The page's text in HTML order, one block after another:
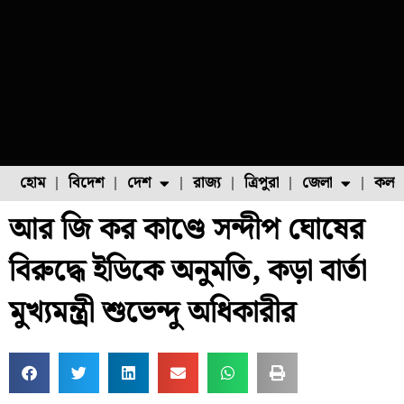
হোম বিদেশ দেশ
ফুল চাষ ফল চাষ মাছ চাষ পোল্ট্রি চাষ
রাজ্য ত্রিপুরা জেলা
উত্তর ২৪ পরগনা
আর জি কর কাণ্ডে সন্দীপ ঘোষের
বিরুদ্ধে ইডিকে অনুমতি, কড়া বার্তা
মুখ্যমন্ত্রী শুভেন্দু অধিকারীর